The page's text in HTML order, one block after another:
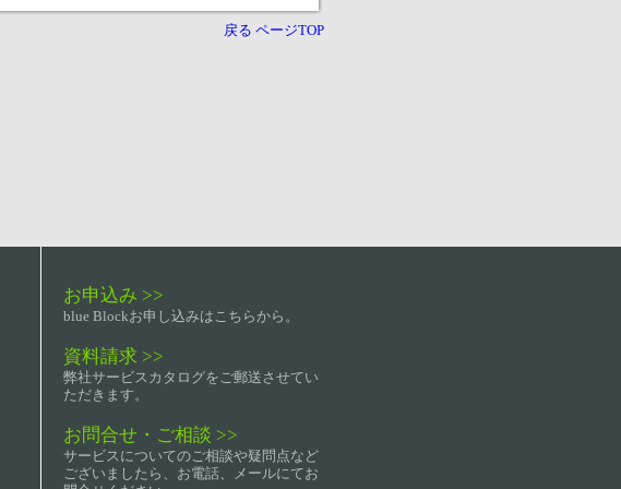
戻る ページTOP
お申込み >>
blue Blockお申し込みはこちらから。
資料請求 >>
弊社サービスカタログをご郵送させてい
ただきます。
お問合せ・ご相談 >>
サービスについてのご相談や疑問点など
ございましたら、お電話、メールにてお